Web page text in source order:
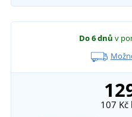
Do 6 dnů v
107 Kč